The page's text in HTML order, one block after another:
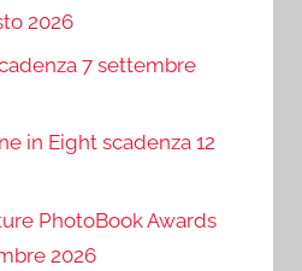
2026
7 settembre
in Eight scadenza 12
PhotoBook Awards
2026